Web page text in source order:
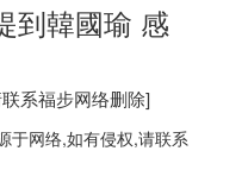
到韓國瑜 感
系福步网络删除]
于网络,如有侵权,请联系